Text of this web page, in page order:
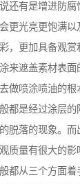
还有是增进防腐
更光亮更饱满以
，更加具备观赏
来遮盖素材表面
做喷涂喷油的根
都是经过涂层的
脱落的现象。而
质量有很大的影
都从三个方面着